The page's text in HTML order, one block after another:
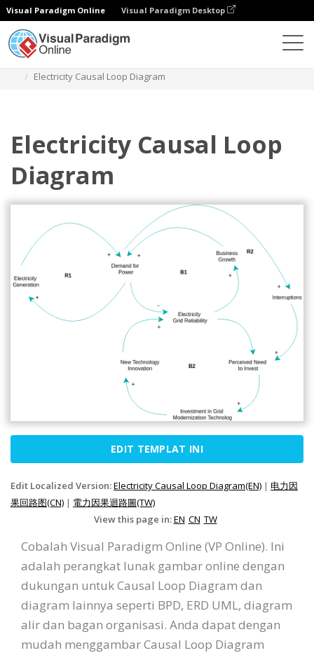
Visual Paradigm Online Visual Paradigm Desktop
Electricity Causal Loop Diagram
Electricity Causal Loop
Diagram
EDIT TEMPLAT INI
Edit Localized Version:Electricity Causal Loop Diagram(EN) | 电力因
果回路图(CN) | 電力因果迴路圖(TW)
View this page in:EN CN TW
Cobalah Visual Paradigm Online (VP Online). Ini
adalah perangkat lunak gambar online dengan
dukungan untuk Causal Loop Diagram dan
diagram lainnya seperti BPD, ERD UML, diagram
alir dan bagan organisasi. Anda dapat dengan
mudah menggambar Causal Loop Diagram